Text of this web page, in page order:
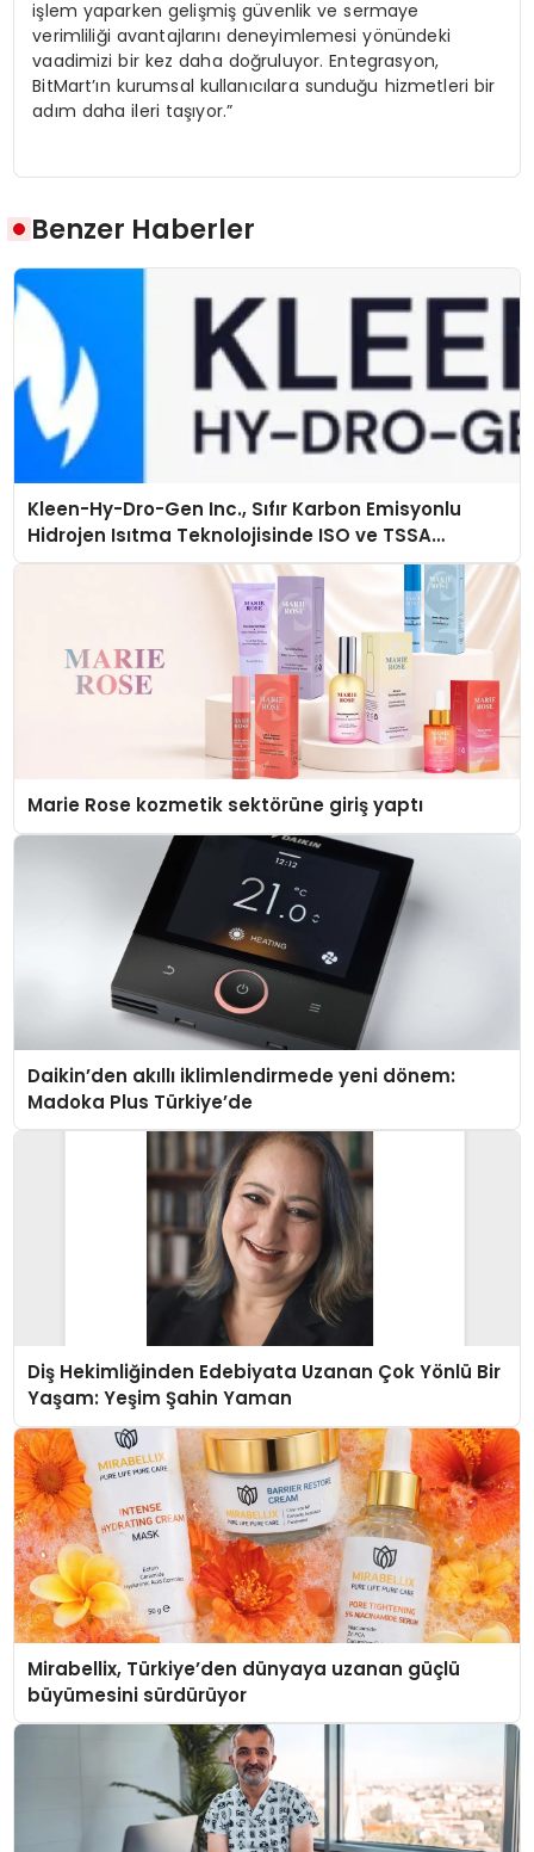
işlem yaparken gelişmiş güvenlik ve sermaye
verimliliği avantajlarını deneyimlemesi yönündeki
vaadimizi bir kez daha doğruluyor. Entegrasyon,
BitMart’ın kurumsal kullanıcılara sunduğu hizmetleri bir
adım daha ileri taşıyor.”
Benzer Haberler
Kleen-Hy-Dro-Gen Inc., Sıfır Karbon Emisyonlu
Hidrojen Isıtma Teknolojisinde ISO ve TSSA
Düzenleyici Onaylarını Aldı
Marie Rose kozmetik sektörüne giriş yaptı
Daikin’den akıllı iklimlendirmede yeni dönem:
Madoka Plus Türkiye’de
Diş Hekimliğinden Edebiyata Uzanan Çok Yönlü Bir
Yaşam: Yeşim Şahin Yaman
Mirabellix, Türkiye’den dünyaya uzanan güçlü
büyümesini sürdürüyor